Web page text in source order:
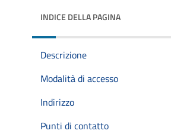
INDICE DELLA PAGINA
Descrizione
Modalità di accesso
Indirizzo
Punti di contatto